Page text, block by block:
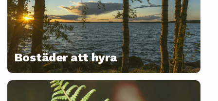
Bostäder att hyra